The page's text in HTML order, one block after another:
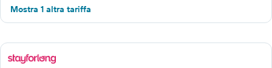
Mostra 1 altra tariffa